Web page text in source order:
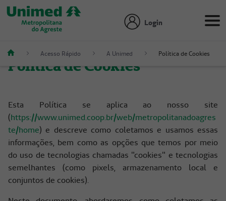
Login
Acesso Rápido A Unimed Política de Cookies
Política de Cookies
Esta Política se aplica ao nosso site
(https://www.unimed.coop.br/web/metropolitanadoagres
te/home) e descreve como coletamos e usamos essas
informações, bem como as opções que temos por meio
do uso de tecnologias chamadas "cookies" e tecnologias
semelhantes (como pixels, armazenamento local e
conjuntos de cookies).